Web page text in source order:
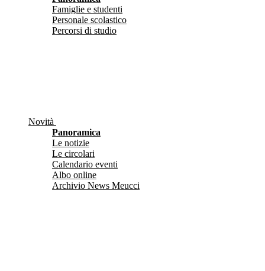
Famiglie e studenti
Personale scolastico
Percorsi di studio
Novità
Panoramica
Le notizie
Le circolari
Calendario eventi
Albo online
Archivio News Meucci